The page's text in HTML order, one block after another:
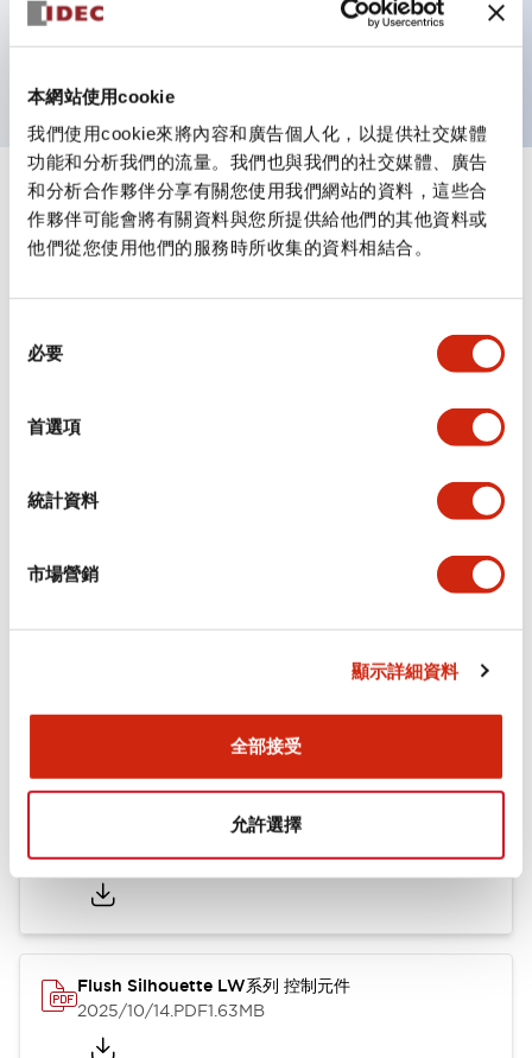
本網站使用cookie
我們使用cookie來將內容和廣告個人化，以提供社交媒體
功能和分析我們的流量。我們也與我們的社交媒體、廣告
和分析合作夥伴分享有關您使用我們網站的資料，這些合
作夥伴可能會將有關資料與您所提供給他們的其他資料或
他們從您使用他們的服務時所收集的資料相結合。
必要
首選項
統計資料
市場營銷
顯示詳細資料
全部接受
允許選擇
附鎖選擇開關採用高安全性的彈子鎖結構
規格 顯示全部
審美規範
安裝和安裝規範
認證與標準
Flush Silhouette LW系列 控制元件 (英文版)
2025/09/19.PDF1.23MB
Flush Silhouette LW系列 控制元件
2025/10/14.PDF1.63MB